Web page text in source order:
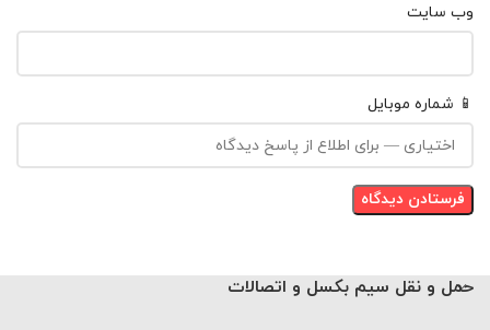
وب‌ سایت
📱 شماره موبایل
حمل و نقل سیم بکسل و اتصالات